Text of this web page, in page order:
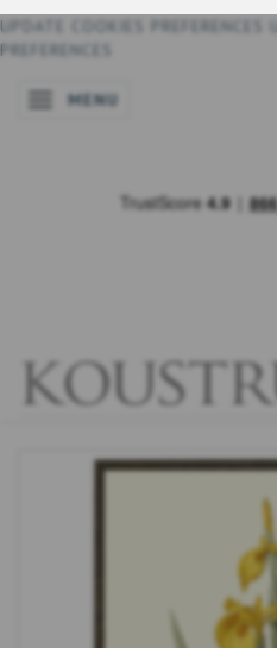
UPDATE COOKIES PREFERENCES
PREFERENCES
SKIFTE NAVIGATION
MENU